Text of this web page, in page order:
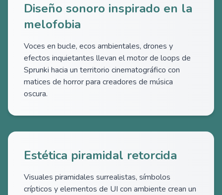
Diseño sonoro inspirado en la
melofobia
Voces en bucle, ecos ambientales, drones y
efectos inquietantes llevan el motor de loops de
Sprunki hacia un territorio cinematográfico con
matices de horror para creadores de música
oscura.
Estética piramidal retorcida
Visuales piramidales surrealistas, símbolos
crípticos y elementos de UI con ambiente crean un